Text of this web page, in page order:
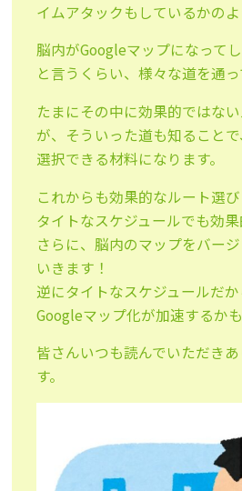
イムアタックもしているかのよ
脳内がGoogleマップになって
と言うくらい、様々な道を通
たまにその中に効果的ではな
が、そういった道も知ること
選択できる材料になります。
これからも効果的なルート選び
タイトなスケジュールでも効
さらに、脳内のマップをバー
いきます！
逆にタイトなスケジュールだ
Googleマップ化が加速するか
皆さんいつも読んでいただき
す。